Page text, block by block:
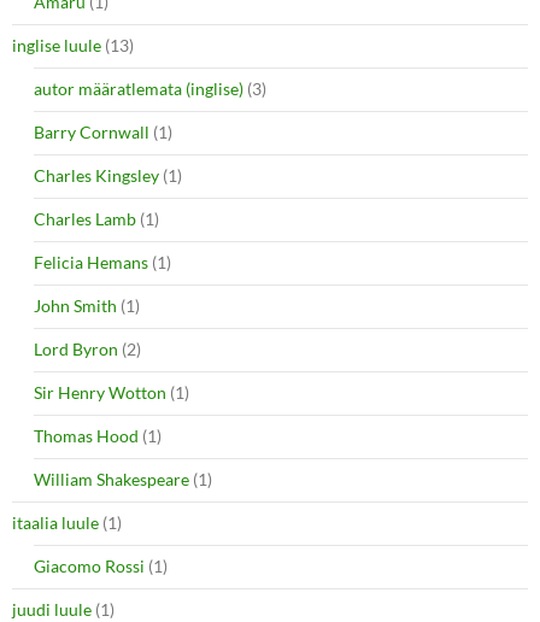
inglise luule (13)
autor määratlemata (inglise) (3)
Barry Cornwall (1)
Charles Kingsley (1)
Charles Lamb (1)
Felicia Hemans (1)
John Smith (1)
Lord Byron (2)
Sir Henry Wotton (1)
Thomas Hood (1)
William Shakespeare (1)
itaalia luule (1)
Giacomo Rossi (1)
juudi luule (1)